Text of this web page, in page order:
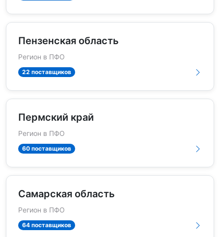
Пензенская область
Регион в ПФО
22 поставщиков
Пермский край
Регион в ПФО
60 поставщиков
Самарская область
Регион в ПФО
64 поставщиков